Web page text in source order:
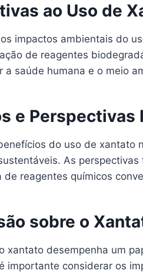
ao Uso de
impactos ambientais do
de reagentes
a saúde humana e o meio
e Perspectivas
do uso de xantato
As
de reagentes químicos
sobre o
xantato desempenha um
importante considerar os